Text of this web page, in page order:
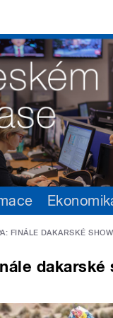
FINÁLE DAKARSKÉ SHOW
dakarské